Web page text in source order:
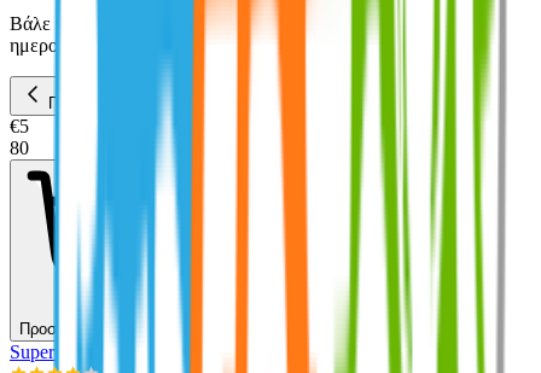
Βάλε τον ΤΚ σου για να μάθεις εκτιμώμενο κόστος και
ημερομηνία παράδοσης
Πίσω
€5
80
Προσθήκη στο καλάθι
Super-toys